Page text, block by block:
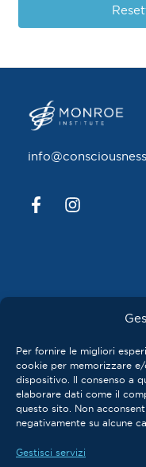
Per fornire le migliori
cookie per memorizzare
dispositivo. Il consenso a
elaborare dati come il
questo sito. Non
negativamente su alcune
Gestisci servizi
Cookie Policy
Termini e
Gestisci